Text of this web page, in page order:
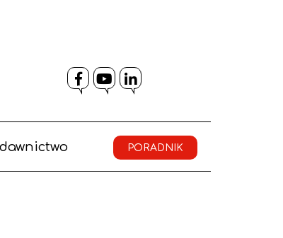
Facebook
YouTube
LinkedIn
PORADNIK